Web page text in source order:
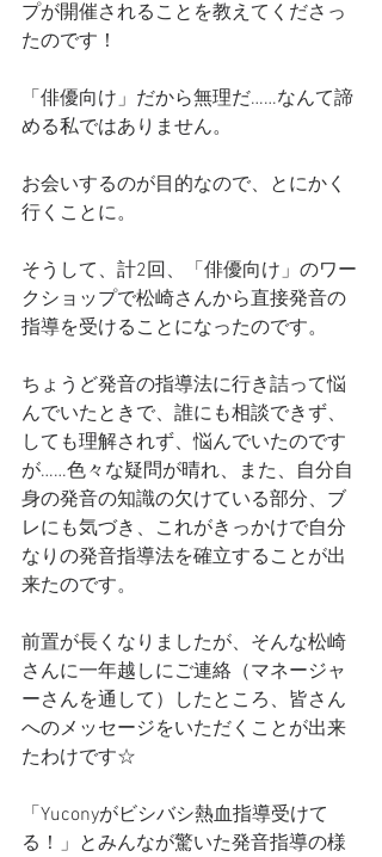
プが開催されることを教えてくださっ
たのです！
「俳優向け」だから無理だ……なんて諦
める私ではありません。
お会いするのが目的なので、とにかく
行くことに。
そうして、計2回、「俳優向け」のワー
クショップで松崎さんから直接発音の
指導を受けることになったのです。
ちょうど発音の指導法に行き詰って悩
んでいたときで、誰にも相談できず、
しても理解されず、悩んでいたのです
が……色々な疑問が晴れ、また、自分自
身の発音の知識の欠けている部分、ブ
レにも気づき、これがきっかけで自分
なりの発音指導法を確立することが出
来たのです。
前置が長くなりましたが、そんな松崎
さんに一年越しにご連絡（マネージャ
ーさんを通して）したところ、皆さん
へのメッセージをいただくことが出来
たわけです☆
「Yuconyがビシバシ熱血指導受けて
る！」とみんなが驚いた発音指導の様